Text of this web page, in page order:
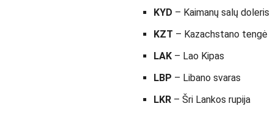
KYD – Kaimanų salų doleris
KZT – Kazachstano tengė
LAK – Lao Kipas
LBP – Libano svaras
LKR – Šri Lankos rupija